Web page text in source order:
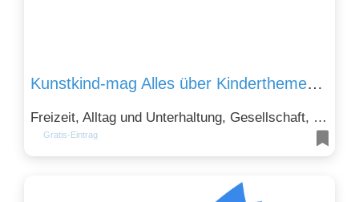
Kunstkind-mag Alles über Kinderthemen & Kunst
Freizeit, Alltag und Unterhaltung, Gesellschaft, Recht, Politik und Soziales und Kunst, Kultur und Design
Gratis-Eintrag